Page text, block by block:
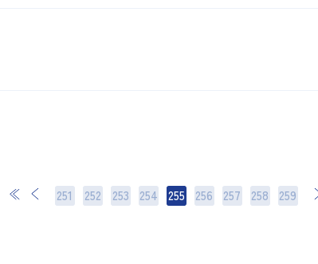
251 252 253 254 255 256 257 258 259
次 最後